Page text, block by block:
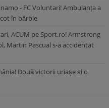
- FC Voluntari! Ambulanța a
în bărbie
ACUM pe Sport.ro! Armstrong
Martin Pascual s-a accidentat
Două victorii uriașe și o